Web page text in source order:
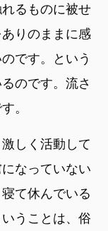
るものに被せ
りのままに感
です。という
のです。流さ
。
しく活動して
なっていない
て休んでいる
うことは、俗